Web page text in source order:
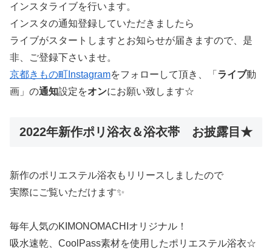
インスタライブを行います。
インスタの通知登録していただきましたら
ライブがスタートしますとお知らせが届きますので、是
非、ご登録下さいませ。
京都きもの町Instagramをフォローして頂き、「 ライブ動
画」の通知設定をオンにお願い致します☆
2022年新作ポリ浴衣＆浴衣帯 お披露目★
新作のポリエステル浴衣もリリースしましたので
実際にご覧いただけます✨
毎年人気のKIMONOMACHIオリジナル！
吸水速乾、CoolPass素材を使用したポリエステル浴衣☆